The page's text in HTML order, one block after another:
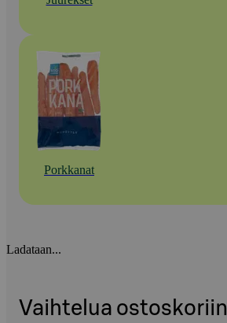
Porkkanat
Ladataan...
Vaihtelua ostoskoriin